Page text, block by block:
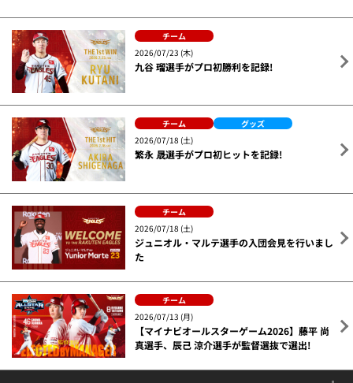
チーム
2026/07/23 (木)
九谷 瑠選手がプロ初勝利を記録!
チーム
グッズ
2026/07/18 (土)
繁永 晟選手がプロ初ヒットを記録!
チーム
2026/07/18 (土)
ジュニオル・マルテ選手の入団会見を行いまし
た
チーム
2026/07/13 (月)
【マイナビオールスターゲーム2026】藤平 尚
真選手、辰己 涼介選手が監督選抜で選出!